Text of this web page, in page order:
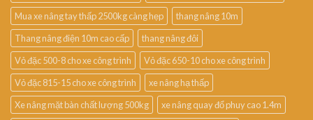
Mua xe nâng tay thấp 2500kg càng hẹp
thang nâng 10m
Thang nâng điện 10m cao cấp
thang nâng đôi
Vỏ đặc 500-8 cho xe công trình
Vỏ đặc 650-10 cho xe công trình
Vỏ đặc 815-15 cho xe công trình
xe nâng hạ thấp
Xe nâng mặt bàn chất lượng 500kg
xe nâng quay đổ phuy cao 1.4m